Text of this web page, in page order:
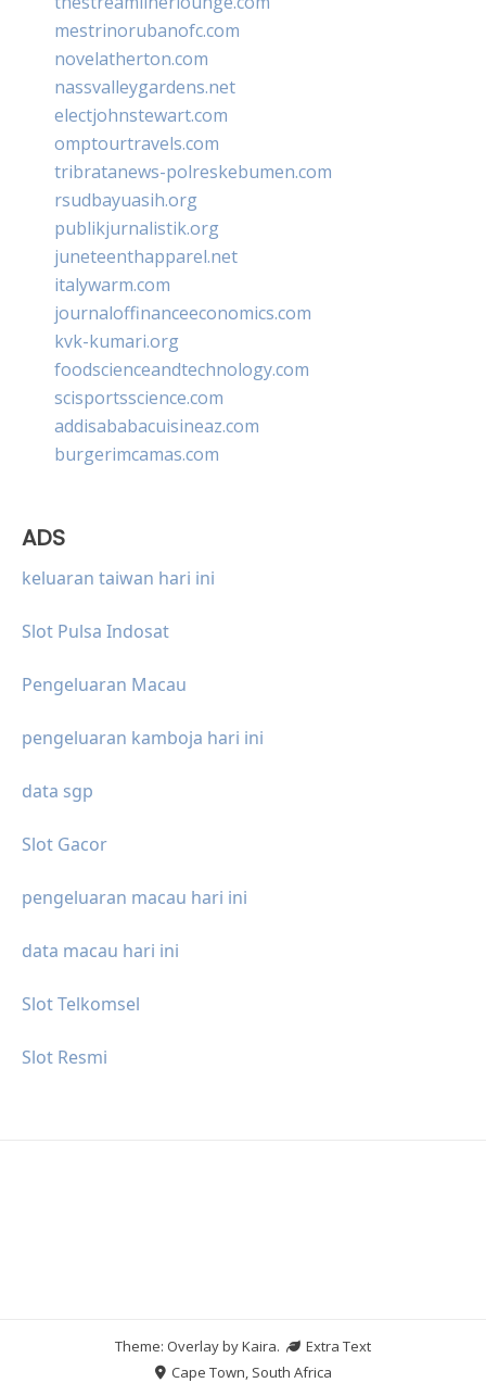
mestrinorubanofc.com
novelatherton.com
nassvalleygardens.net
electjohnstewart.com
omptourtravels.com
tribratanews-polreskebumen.com
rsudbayuasih.org
publikjurnalistik.org
juneteenthapparel.net
italywarm.com
journaloffinanceeconomics.com
kvk-kumari.org
foodscienceandtechnology.com
scisportsscience.com
addisababacuisineaz.com
burgerimcamas.com
ADS
keluaran taiwan hari ini
Slot Pulsa Indosat
Pengeluaran Macau
pengeluaran kamboja hari ini
data sgp
Slot Gacor
pengeluaran macau hari ini
data macau hari ini
Slot Telkomsel
Slot Resmi
Theme: Overlay byKaira.
Extra Text
Cape Town, South Africa